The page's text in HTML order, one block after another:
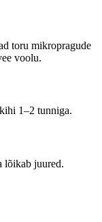
toru mikropragude
voolu.
1–2 tunniga.
lõikab juured.